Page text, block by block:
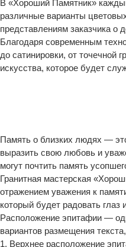
В «Хороший Памятник»
различные варианты
представлениям заказчика о
Благодаря современным
до сатинировки, от точечной
искусства, которое будет
Память о близких людях —
выразить свою любовь и
могут почтить память
Гранитная мастерская
отражением уважения к
который будет радовать
Расположение эпитафии —
вариантов размещения
1. Верхнее расположение